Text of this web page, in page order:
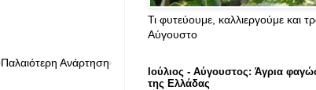
Παλαιότερη Ανάρτηση
Τι φυτεύουμε, καλλιεργούμε και
Αύγουστο
Ιούλιος - Αύγουστος: Άγρια
της Ελλάδας